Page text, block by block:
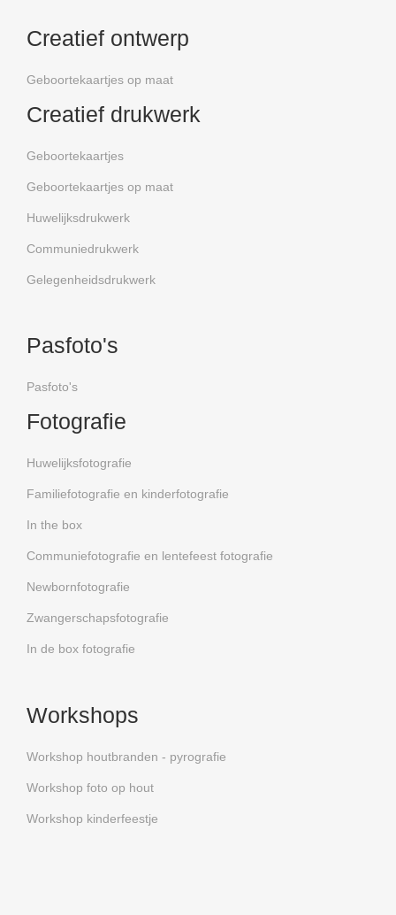
Creatief ontwerp
Geboortekaartjes op maat
Creatief drukwerk
Geboortekaartjes
Geboortekaartjes op maat
Huwelijksdrukwerk
Communiedrukwerk
Gelegenheidsdrukwerk
Pasfoto's
Pasfoto's
Fotografie
Huwelijksfotografie
Familiefotografie en kinderfotografie
In the box
Communiefotografie en lentefeest fotografie
Newbornfotografie
Zwangerschapsfotografie
In de box fotografie
Workshops
Workshop houtbranden - pyrografie
Workshop foto op hout
Workshop kinderfeestje